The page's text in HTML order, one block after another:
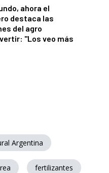
ahora el
destaca las
del agro
"Los veo más
Argentina
fertilizantes